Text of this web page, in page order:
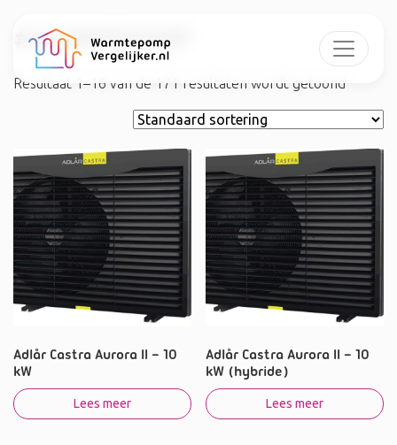
#WARMTEPOMP
Resultaat 1–16 van de 171 resultaten wordt getoond
Adlår Castra Aurora II – 10
kW
Lees meer
Adlår Castra Aurora II – 10
kW (hybride)
Lees meer